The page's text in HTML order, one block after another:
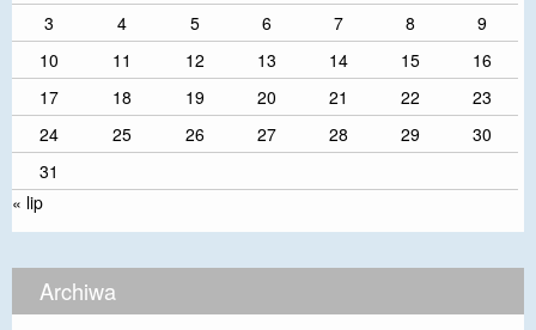
3
4 5 6 7 8
9
10
11 12 13 14 15
16
17
18 19 20 21 22
23
24
25 26 27 28 29
30
31
« lip
Archiwa